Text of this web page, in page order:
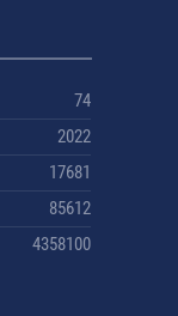
74
2022
17681
85612
4358100